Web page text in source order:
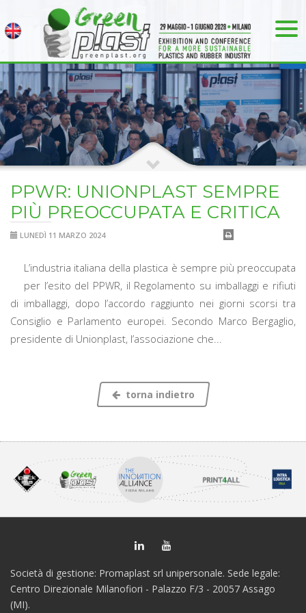
PPWR: UNIONPLAST SEMPRE
PIÙ PREOCCUPATA E CRITICA
LUNEDÌ 11 MARZO 2024
L’industria italiana della plastica è sempre più preoccupata
per l’esito del PPWR, il Regolamento su imballaggi e rifiuti
di imballaggi, dopo l’accordo raggiunto nei giorni scorsi tra
Consiglio e Parlamento europei. Secondo Marco Bergaglio,
presidente di Unionplast, l’associazione che...
torna indietro
Società di gestione: Promaplast srl unipersonale. Sede legale:
Centro Direzionale Milanofiori - Palazzo F/3 - 20057 Assago
(MI).